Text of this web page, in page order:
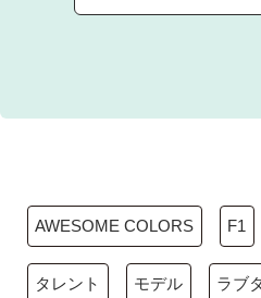
AWESOME COLORS F1
タレント モデル ラブ